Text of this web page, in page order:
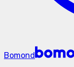
Bomond